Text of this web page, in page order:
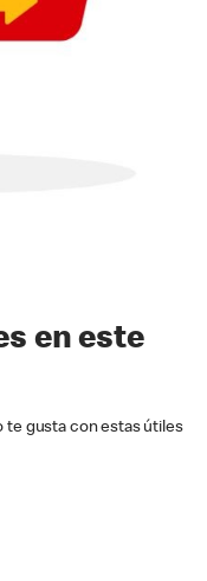
en este
gusta con estas útiles